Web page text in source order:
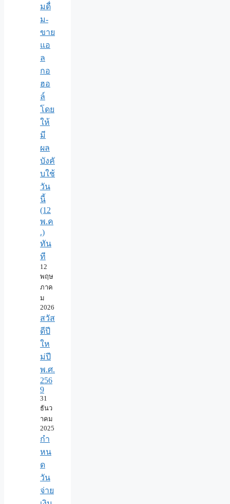
มดื่
ม-
ขาย
แอ
ล
กอ
ฮอ
ล์
โดย
ให้
มี
ผล
บังคั
บใช้
วัน
นี้
(12
พ.ค
.)
ทัน
ที
12
พฤษ
ภาค
ม
2026
สวัส
ดีปี
ให
ม่ปี
พ.ศ.
256
9
31
ธันว
าคม
2025
กำ
หน
ด
วัน
จ่าย